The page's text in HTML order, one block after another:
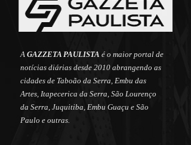
A GAZZETA PAULISTA é o maior portal de
notícias diárias desde 2010 abrangendo as
cidades de Taboão da Serra, Embu das
Artes, Itapecerica da Serra, São Lourenço
da Serra, Juquitiba, Embu Guaçu e São
Paulo e outras.